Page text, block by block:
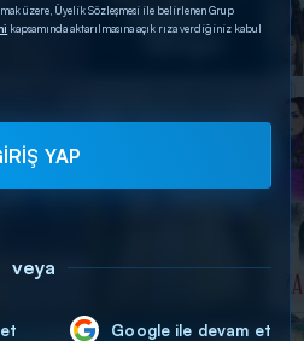
üzere, Üyelik Sözleşmesi ile belirlenen Grup
kapsamında aktarılmasına açık rıza verdiğiniz kabul
YAP
veya
Google ile devam et